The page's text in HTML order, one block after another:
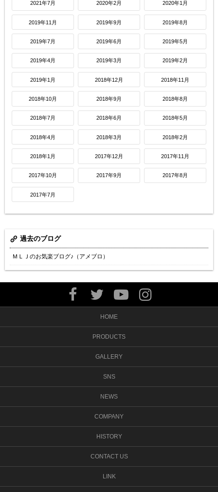
2021年7月 2020年2月 2020年1月
2019年11月 2019年9月 2019年8月
2019年7月 2019年6月 2019年5月
2019年4月 2019年3月 2019年2月
2019年1月 2018年12月 2018年11月
2018年10月 2018年9月 2018年8月
2018年7月 2018年6月 2018年5月
2018年4月 2018年3月 2018年2月
2018年1月 2017年12月 2017年11月
2017年10月 2017年9月 2017年8月
2017年7月
過去のブログ
ＭＬＪのお気楽ブログ♪（アメブロ）
HOME
PRODUCTS
GALLERY
SNS
NEWS
COMPANY
HISTORY
CONTACT US
LINK